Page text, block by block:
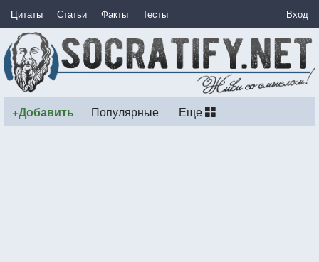
Цитаты Статьи Факты Тесты Вход
+Добавить Популярные Еще